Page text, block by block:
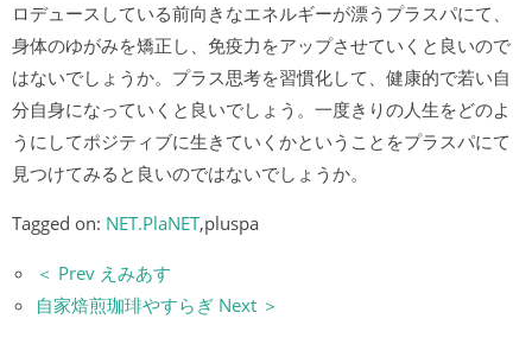
ロデュースしている前向きなエネルギーが漂うプラスパにて、
身体のゆがみを矯正し、免疫力をアップさせていくと良いので
はないでしょうか。プラス思考を習慣化して、健康的で若い自
分自身になっていくと良いでしょう。一度きりの人生をどのよ
うにしてポジティブに生きていくかということをプラスパにて
見つけてみると良いのではないでしょうか。
Tagged on: NET.PlaNET,pluspa
＜ Prev えみあす
自家焙煎珈琲やすらぎ Next ＞